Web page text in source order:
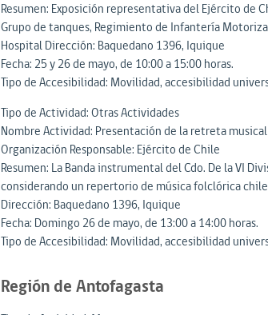
Resumen: Exposición representativa del Ejército de
Grupo de tanques, Regimiento de Infantería
Hospital Dirección: Baquedano 1396, Iquique
Fecha: 25 y 26 de mayo, de 10:00 a 15:00 horas.
Tipo de Accesibilidad: Movilidad, accesibilidad
Tipo de Actividad: Otras Actividades
Nombre Actividad: Presentación de la retreta
Organización Responsable: Ejército de Chile
Resumen: La Banda instrumental del Cdo. De la VI
considerando un repertorio de música folclórica
Dirección: Baquedano 1396, Iquique
Fecha: Domingo 26 de mayo, de 13:00 a 14:00 horas.
Tipo de Accesibilidad: Movilidad, accesibilidad
Región de Antofagasta